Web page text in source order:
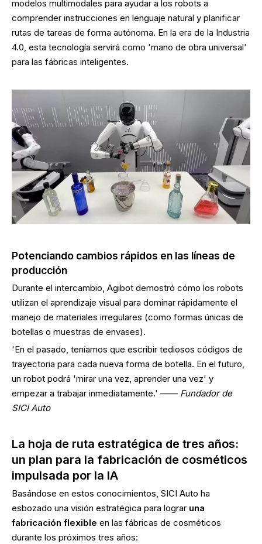
modelos multimodales para ayudar a los robots a
comprender instrucciones en lenguaje natural y planificar
rutas de tareas de forma autónoma. En la era de la Industria
4.0, esta tecnología servirá como 'mano de obra universal'
para las fábricas inteligentes.
Potenciando cambios rápidos en las líneas de
producción
Durante el intercambio, Agibot demostró cómo los robots
utilizan el aprendizaje visual para dominar rápidamente el
manejo de materiales irregulares (como formas únicas de
botellas o muestras de envases).
'En el pasado, teníamos que escribir tediosos códigos de
trayectoria para cada nueva forma de botella. En el futuro,
un robot podrá 'mirar una vez, aprender una vez' y
empezar a trabajar inmediatamente.' —— Fundador de
SICI Auto
La hoja de ruta estratégica de tres años:
un plan para la fabricación de cosméticos
impulsada por la IA
Basándose en estos conocimientos, SICI Auto ha
esbozado una visión estratégica para lograr una
fabricación flexible en las fábricas de cosméticos
durante los próximos tres años: